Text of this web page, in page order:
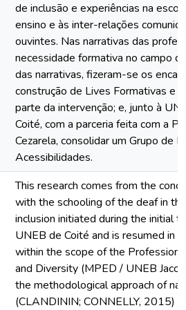
de inclusão e experiências na
ensino e às inter-relações
ouvintes. Nas narrativas das
necessidade formativa no campo
das narrativas, fizeram-se os
construção de Lives Formativas e
parte da intervenção; e, junto à
Coité, com a parceria feita com a
Cezarela, consolidar um Grupo de
Acessibilidades.
This research comes from the
with the schooling of the deaf in
inclusion initiated during the initial
UNEB de Coité and is resumed in
within the scope of the
and Diversity (MPED / UNEB
the methodological approach of
(CLANDININ; CONNELLY, 2015)